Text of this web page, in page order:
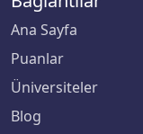
Ana Sayfa
Puanlar
Üniversiteler
Blog